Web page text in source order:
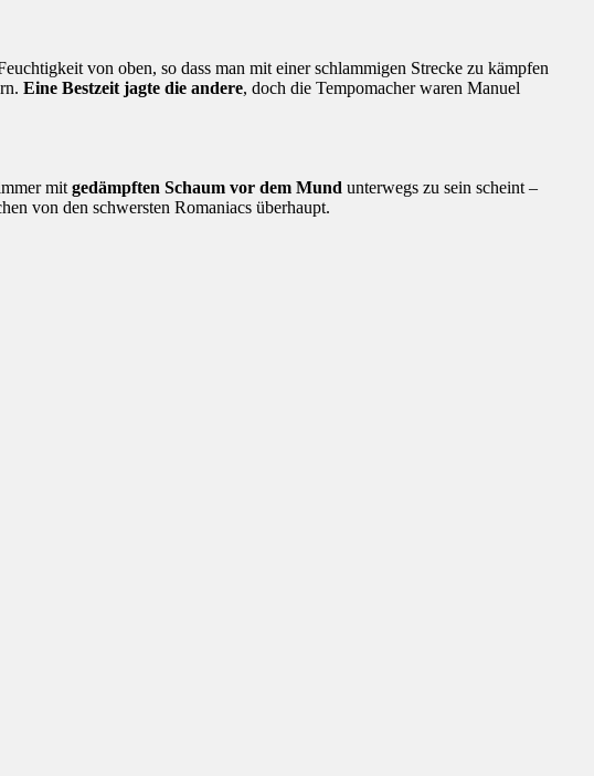
von oben, so dass man mit einer schlammigen Strecke zu kämpfen
Eine Bestzeit jagte die andere, doch die Tempomacher waren Manuel
mit gedämpften Schaum vor dem Mund unterwegs zu sein scheint –
von den schwersten Romaniacs überhaupt.